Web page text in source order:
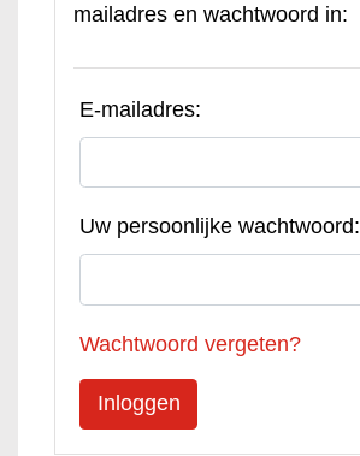
mailadres en wachtwoord in:
E-mailadres:
Uw persoonlijke wachtwoord:
Wachtwoord vergeten?